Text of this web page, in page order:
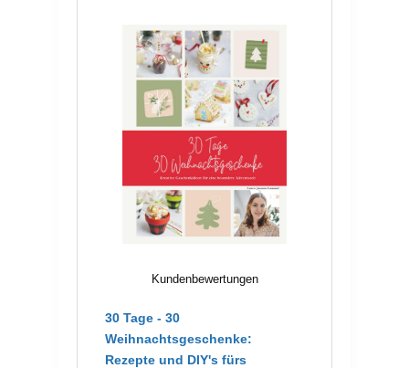
Kundenbewertungen
30 Tage - 30
Weihnachtsgeschenke:
Rezepte und DIY's fürs